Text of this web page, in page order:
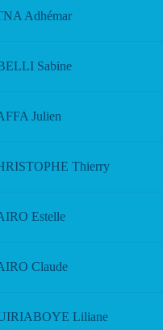
Adhémar
Sabine
Julien
Thierry
Estelle
Claude
Liliane